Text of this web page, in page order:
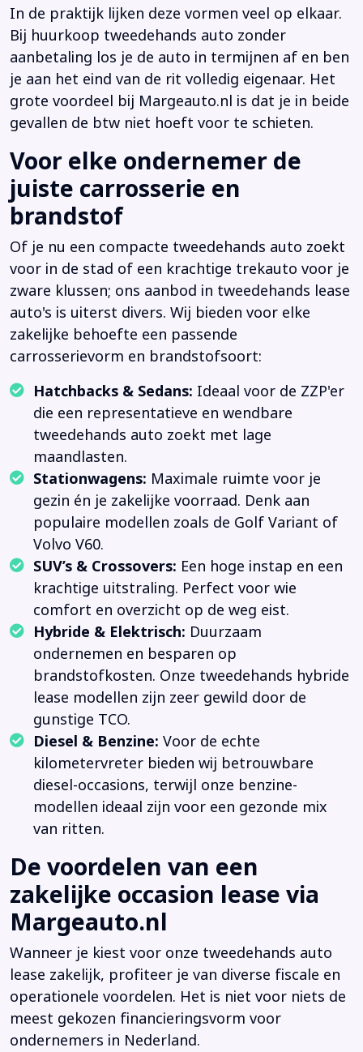
In de praktijk lijken deze vormen veel op elkaar.
Bij huurkoop tweedehands auto zonder
aanbetaling los je de auto in termijnen af en ben
je aan het eind van de rit volledig eigenaar. Het
grote voordeel bij Margeauto.nl is dat je in beide
gevallen de btw niet hoeft voor te schieten.
Voor elke ondernemer de
juiste carrosserie en
brandstof
Of je nu een compacte tweedehands auto zoekt
voor in de stad of een krachtige trekauto voor je
zware klussen; ons aanbod in tweedehands lease
auto's is uiterst divers. Wij bieden voor elke
zakelijke behoefte een passende
carrosserievorm en brandstofsoort:
Hatchbacks & Sedans: Ideaal voor de ZZP'er
die een representatieve en wendbare
tweedehands auto zoekt met lage
maandlasten.
Stationwagens: Maximale ruimte voor je
gezin én je zakelijke voorraad. Denk aan
populaire modellen zoals de Golf Variant of
Volvo V60.
SUV’s & Crossovers: Een hoge instap en een
krachtige uitstraling. Perfect voor wie
comfort en overzicht op de weg eist.
Hybride & Elektrisch: Duurzaam
ondernemen en besparen op
brandstofkosten. Onze tweedehands hybride
lease modellen zijn zeer gewild door de
gunstige TCO.
Diesel & Benzine: Voor de echte
kilometervreter bieden wij betrouwbare
diesel-occasions, terwijl onze benzine-
modellen ideaal zijn voor een gezonde mix
van ritten.
De voordelen van een
zakelijke occasion lease via
Margeauto.nl
Wanneer je kiest voor onze tweedehands auto
lease zakelijk, profiteer je van diverse fiscale en
operationele voordelen. Het is niet voor niets de
meest gekozen financieringsvorm voor
ondernemers in Nederland.